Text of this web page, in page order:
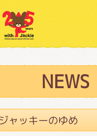
NEWS